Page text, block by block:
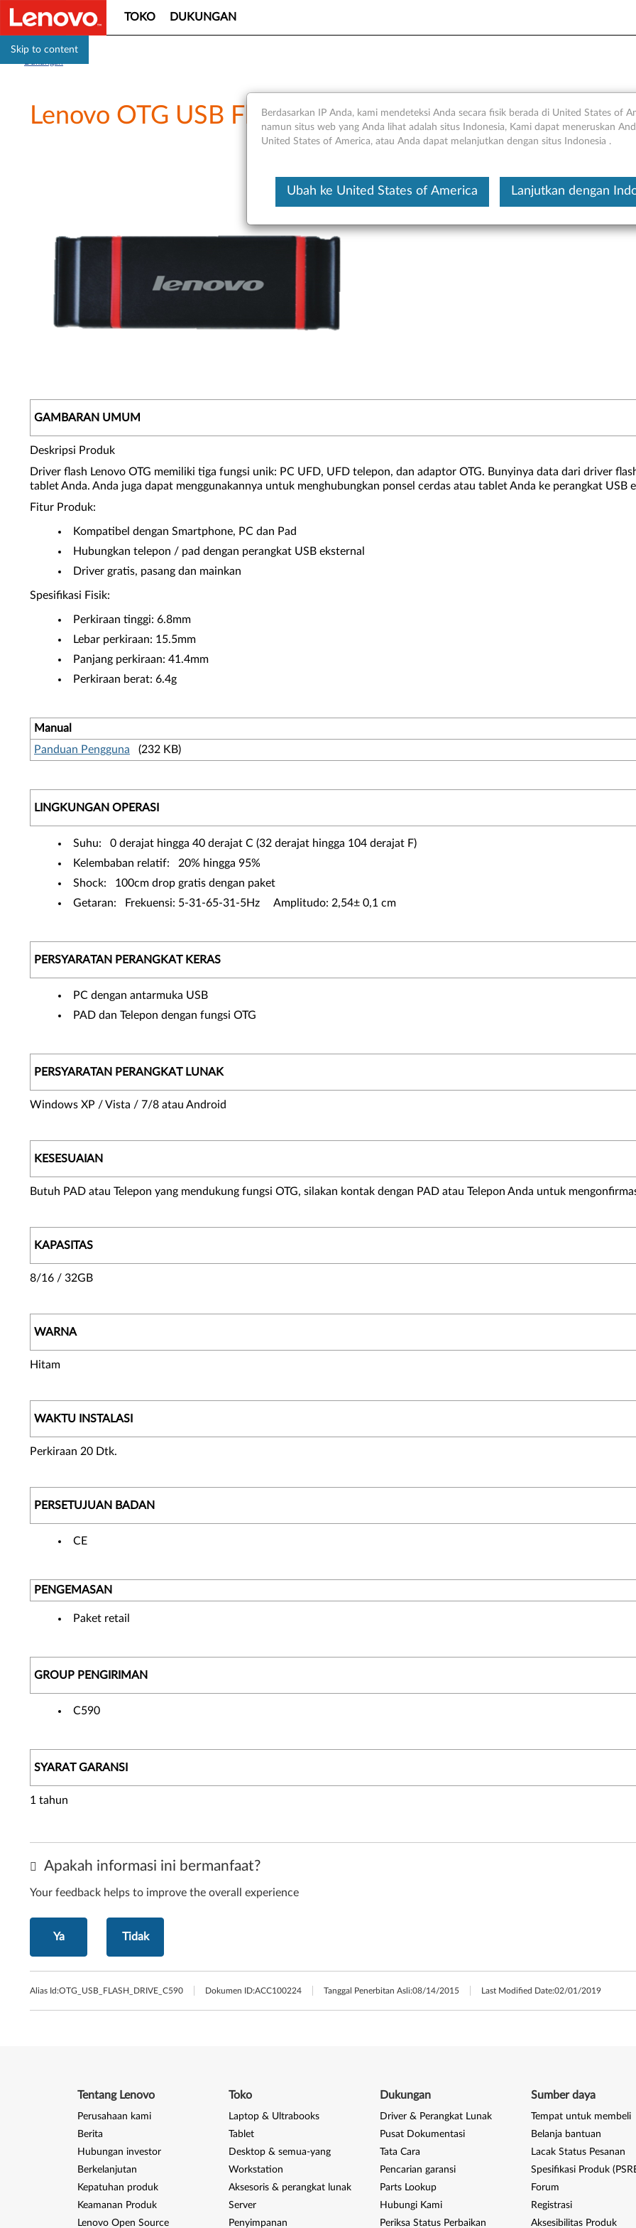
Skip to content
TOKO DUKUNGAN
Lenovo OTG USB Flash Drive C590
GAMBARAN UMUM
Deskripsi Produk
Driver flash Lenovo OTG memiliki tiga fungsi unik: PC UFD, UFD telepon, dan adaptor OTG. Bunyinya data dari driver
tablet Anda. Anda juga dapat menggunakannya untuk menghubungkan ponsel cerdas atau tablet Anda ke perangkat USB
Fitur Produk:
Kompatibel dengan Smartphone, PC dan Pad
Hubungkan telepon / pad dengan perangkat USB eksternal
Driver gratis, pasang dan mainkan
Spesifikasi Fisik:
Perkiraan tinggi: 6.8mm
Lebar perkiraan: 15.5mm
Panjang perkiraan: 41.4mm
Perkiraan berat: 6.4g
Manual
Panduan Pengguna (232 KB)
LINGKUNGAN OPERASI
Suhu: 0 derajat hingga 40 derajat C (32 derajat hingga 104 derajat F)
Kelembaban relatif: 20% hingga 95%
Shock: 100cm drop gratis dengan paket
Getaran: Frekuensi: 5-31-65-31-5Hz Amplitudo: 2,54± 0,1 cm
PERSYARATAN PERANGKAT KERAS
PC dengan antarmuka USB
PAD dan Telepon dengan fungsi OTG
PERSYARATAN PERANGKAT LUNAK
Windows XP / Vista / 7/8 atau Android
KESESUAIAN
Butuh PAD atau Telepon yang mendukung fungsi OTG, silakan kontak dengan PAD atau Telepon Anda untuk
KAPASITAS
8/16 / 32GB
WARNA
Hitam
WAKTU INSTALASI
Perkiraan 20 Dtk.
PERSETUJUAN BADAN
CE
PENGEMASAN
Paket retail
GROUP PENGIRIMAN
C590
SYARAT GARANSI
1 tahun
Apakah informasi ini bermanfaat?
Your feedback helps to improve the overall experience
Ya Tidak
Alias Id:OTG_USB_FLASH_DRIVE_C590 Dokumen ID:ACC100224 Tanggal Penerbitan Asli:08/14/2015 Last Modified Date:02/01/2019
Berdasarkan IP Anda, kami mendeteksi Anda secara fisik berada di United States of
namun situs web yang Anda lihat adalah situs Indonesia, Kami dapat meneruskan
United States of America, atau Anda dapat melanjutkan dengan situs Indonesia .
Ubah ke United States of America Lanjutkan dengan
Tentang Lenovo
Perusahaan kami
Berita
Hubungan investor
Berkelanjutan
Kepatuhan produk
Keamanan Produk
Lenovo Open Source
Toko
Laptop & Ultrabooks
Tablet
Desktop & semua-yang
Workstation
Aksesoris & perangkat lunak
Server
Penyimpanan
Dukungan
Driver & Perangkat Lunak
Pusat Dokumentasi
Tata Cara
Pencarian garansi
Parts Lookup
Hubungi Kami
Periksa Status Perbaikan
Sumber daya
Tempat untuk membeli
Belanja bantuan
Lacak Status Pesanan
Spesifikasi Produk
Forum
Registrasi
Aksesibilitas Produk